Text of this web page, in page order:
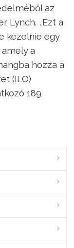
az
Lynch. „Ezt a
kezelnie egy
a
hozza a
(ILO)
189